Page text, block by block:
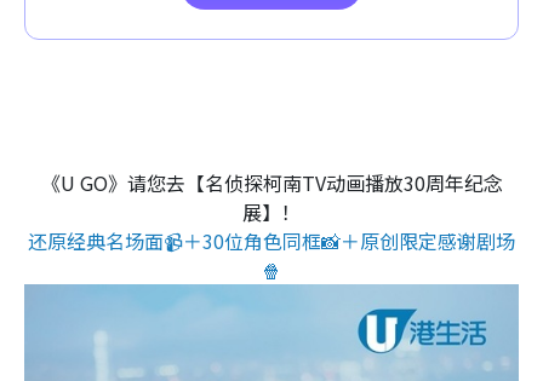
《U GO》请您去【名侦探柯南TV动画播放30周年纪念
展】！
还原经典名场面📹＋30位角色同框📸＋原创限定感谢剧场
🍿